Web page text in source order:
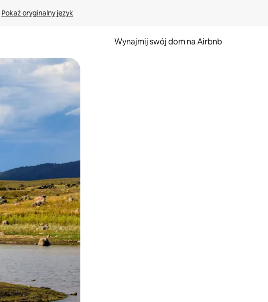
Pokaż oryginalny język
Wynajmij swój dom na Airbnb
je za pomocą gestów dotykowych lub przesuwania.